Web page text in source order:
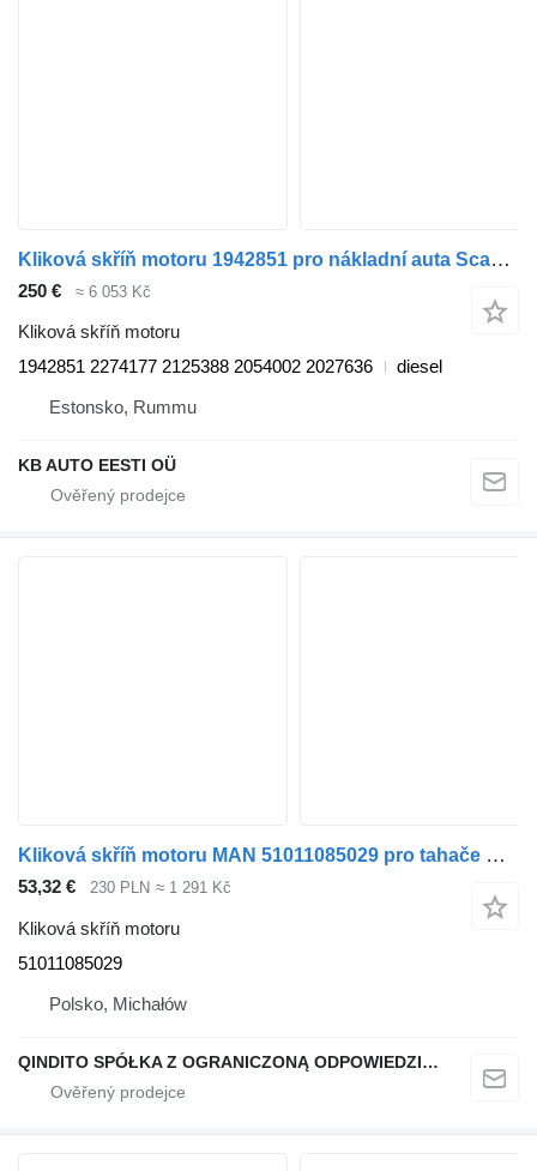
Kliková skříň motoru 1942851 pro nákladní auta Scania P,G,R,T-series (2004-2017)
250 € ≈ 6 053 Kč
Kliková skříň motoru
1942851 2274177 2125388 2054002 2027636
diesel
Estonsko, Rummu
KB AUTO EESTI OÜ
Kliková skříň motoru MAN 51011085029 pro tahače MAN TGL
53,32 € 230 PLN ≈ 1 291 Kč
Kliková skříň motoru
51011085029
Polsko, Michałów
QINDITO SPÓŁKA Z OGRANICZONĄ ODPOWIEDZIALNOŚCIĄ